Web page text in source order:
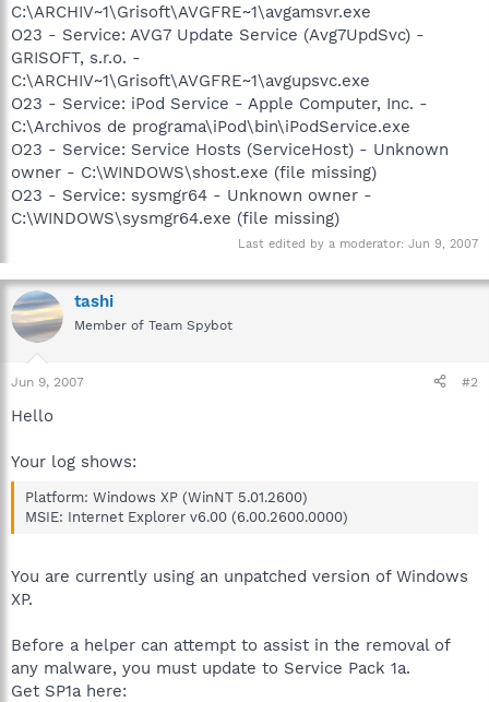
C:\ARCHIV~1\Grisoft\AVGFRE~1\avgamsvr.exe
O23 - Service: AVG7 Update Service (Avg7UpdSvc) -
GRISOFT, s.r.o. -
C:\ARCHIV~1\Grisoft\AVGFRE~1\avgupsvc.exe
O23 - Service: iPod Service - Apple Computer, Inc. -
C:\Archivos de programa\iPod\bin\iPodService.exe
O23 - Service: Service Hosts (ServiceHost) - Unknown
owner - C:\WINDOWS\shost.exe (file missing)
O23 - Service: sysmgr64 - Unknown owner -
C:\WINDOWS\sysmgr64.exe (file missing)
Last edited by a moderator: Jun 9, 2007
tashi
Member of Team Spybot
Jun 9, 2007 #2
Hello
Your log shows:
Platform: Windows XP (WinNT 5.01.2600)
MSIE: Internet Explorer v6.00 (6.00.2600.0000)
You are currently using an unpatched version of Windows
XP.
Before a helper can attempt to assist in the removal of
any malware, you must update to Service Pack 1a.
Get SP1a here: